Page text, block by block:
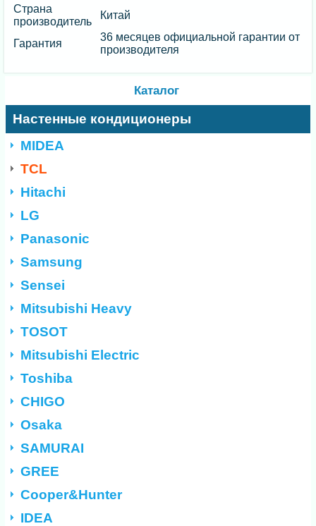
Страна
производитель
Китай
Гарантия
36 месяцев официальной гарантии от
производителя
Каталог
Настенные кондиционеры
MIDEA
TCL
Hitachi
LG
Panasonic
Samsung
Sensei
Mitsubishi Heavy
TOSOT
Mitsubishi Electric
Toshiba
CHIGO
Osaka
SAMURAI
GREE
Cooper&Hunter
IDEA